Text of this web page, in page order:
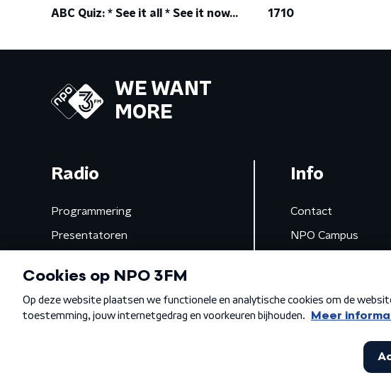
ABC Quiz: * See it all * See it now... 1710
WE WANT
MORE
Radio
Programmering
Presentatoren
Gemist
Info
Contact
NPO Campus
Algemene voorwaarden Privacybeleid